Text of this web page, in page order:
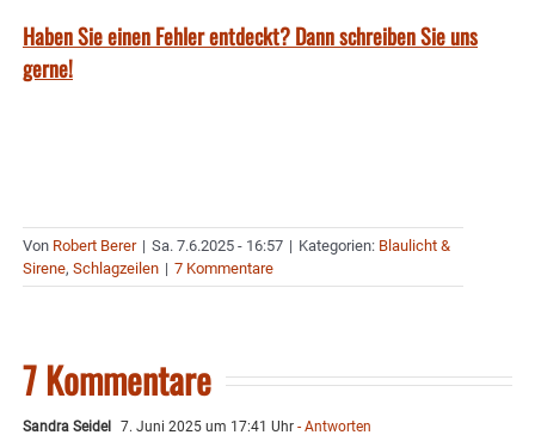
Haben Sie einen Fehler entdeckt? Dann schreiben Sie uns
gerne!
Von Robert Berer | Sa. 7.6.2025 - 16:57 | Kategorien: Blaulicht &
Sirene, Schlagzeilen | 7 Kommentare
7 Kommentare
Sandra Seidel 7. Juni 2025 um 17:41 Uhr - Antworten